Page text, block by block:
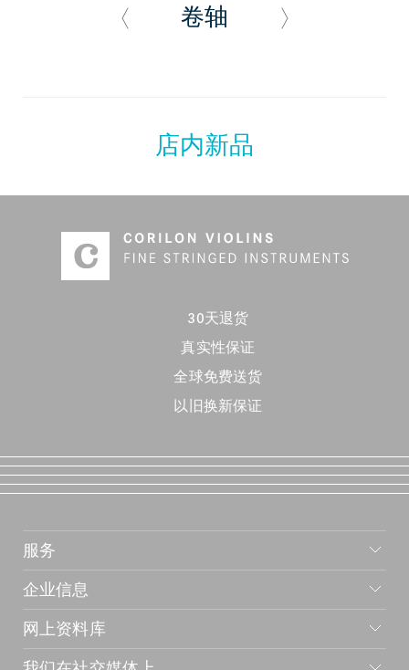
卷轴
店内新品
30天退货
真实性保证
全球免费送货
以旧换新保证
服务
企业信息
网上资料库